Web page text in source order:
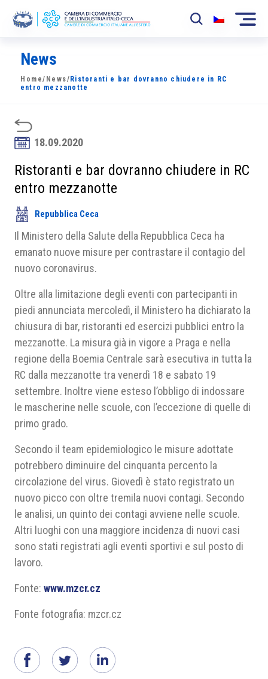
La Camera
News
Sviluppo Mercato
Soci
Partner
Progetti
Area riservata
News
Home/ News/ Ristoranti e bar dovranno chiudere in RC
entro mezzanotte
18.09.2020
Ristoranti e bar dovranno chiudere in RC
entro mezzanotte
Repubblica Ceca
Il Ministero della Salute della Repubblica Ceca ha
emanato nuove misure per contrastare il contagio del
nuovo coronavirus.
Oltre alla limitazione degli eventi con partecipanti in
piedi annunciata mercoledì, il Ministero ha dichiarato la
chiusura di bar, ristoranti ed esercizi pubblici entro la
mezzanotte. La misura già in vigore a Praga e nella
regione della Boemia Centrale sarà esecutiva in tutta la
RC dalla mezzanotte tra venerdì 18 e sabato 19
settembre. Inoltre viene esteso l’obbligo di indossare
le mascherine nelle scuole, con l’eccezione di quelle di
primo grado.
Secondo il team epidemiologico le misure adottate
potrebbero diminuire del cinquanta percento la
circolazione del virus. Giovedì è stato registrato un
nuovo picco con oltre tremila nuovi contagi. Secondo
le analisi, un quinto dei contagi avviene nelle scuole.
Altri luoghi con una maggiore incidenza di nuovi casi
sono stati registrati agli eventi sportivi e sul posto di
lavoro.
Fonte: www.mzcr.cz
Fonte fotografia: mzcr.cz